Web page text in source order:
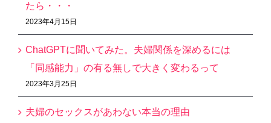
たら・・・
2023年4月15日
ChatGPTに聞いてみた。夫婦関係を深めるには
「同感能力」の有る無しで大きく変わるって
2023年3月25日
夫婦のセックスがあわない本当の理由